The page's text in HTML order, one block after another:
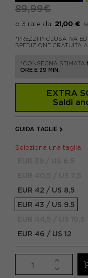
89,99€
21,00 €
*PREZZI INCLUSA IVA
SPEDIZIONE GRATUITA
*CONSEGNA STIMATA
ORE E 29 MIN.
EXTRA
Saldi
GUIDA TAGLIE
Seleziona una taglia
EUR 42 / US 8,5
EUR 43 / US 9.5
EUR 46 / US 12